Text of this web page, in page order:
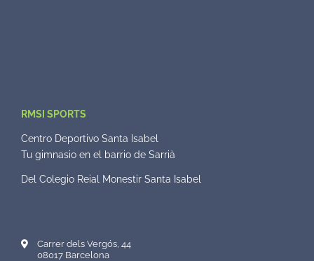
RMSI SPORTS
Centro Deportivo Santa Isabel
Tu gimnasio en el barrio de Sarrià
Del Colegio Reial Monestir Santa Isabel
Carrer dels Vergós, 44
08017 Barcelona